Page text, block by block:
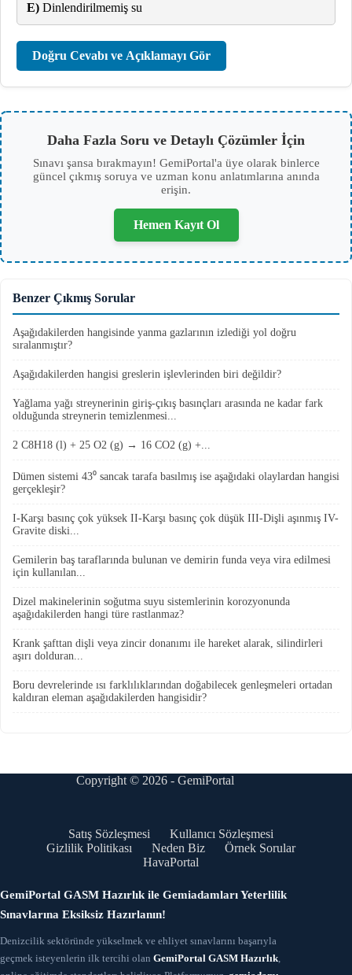
E) Dinlendirilmemiş su
Doğru Cevabı ve Açıklamayı Gör
Daha Fazla Soru ve Detaylı Çözümler İçin
Sınavı şansa bırakmayın! GemiPortal'a üye olarak binlerce
güncel çıkmış soruya ve uzman konu anlatımlarına anında
erişin.
Hemen Kayıt Ol
Benzer Çıkmış Sorular
Aşağıdakilerden hangisinde yanma gazlarının izlediği yol doğru
sıralanmıştır?
Aşağıdakilerden hangisi greslerin işlevlerinden biri değildir?
Yağlama yağı streynerinin giriş-çıkış basınçları arasında ne kadar fark
olduğunda streynerin temizlenmesi...
2 C8H18 (l) + 25 O2 (g) → 16 CO2 (g) +...
Dümen sistemi 43⁰ sancak tarafa basılmış ise aşağıdaki olaylardan hangisi
gerçekleşir?
I-Karşı basınç çok yüksek II-Karşı basınç çok düşük III-Dişli aşınmış IV-
Gravite diski...
Gemilerin baş taraflarında bulunan ve demirin funda veya vira edilmesi
için kullanılan...
Dizel makinelerinin soğutma suyu sistemlerinin korozyonunda
aşağıdakilerden hangi türe rastlanmaz?
Krank şafttan dişli veya zincir donanımı ile hareket alarak, silindirleri
aşırı dolduran...
Boru devrelerinde ısı farklılıklarından doğabilecek genleşmeleri ortadan
kaldıran eleman aşağıdakilerden hangisidir?
Copyright © 2026 - GemiPortal
Satış Sözleşmesi
Kullanıcı Sözleşmesi
Gizlilik Politikası
Neden Biz
Örnek Sorular
HavaPortal
GemiPortal GASM Hazırlık ile Gemiadamları Yeterlilik
Sınavlarına Eksiksiz Hazırlanın!
Denizcilik sektöründe yükselmek ve ehliyet sınavlarını başarıyla
geçmek isteyenlerin ilk tercihi olan GemiPortal GASM Hazırlık